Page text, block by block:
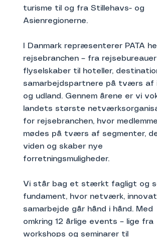
turisme til og fra Stillehavs- og
Asienregionerne.
I Danmark repræsenterer PATA
rejsebranchen – fra
flyselskaber til hoteller,
samarbejdspartnere på tværs af
og udland. Gennem årene er vi
landets største
for rejsebranchen, hvor
mødes på tværs af segmenter,
viden og skaber nye
forretningsmuligheder.
Vi står bag et stærkt fagligt og
fundament, hvor netværk,
samarbejde går hånd i hånd. Med
omkring 12 årlige events – lige fra
workshops og seminarer til